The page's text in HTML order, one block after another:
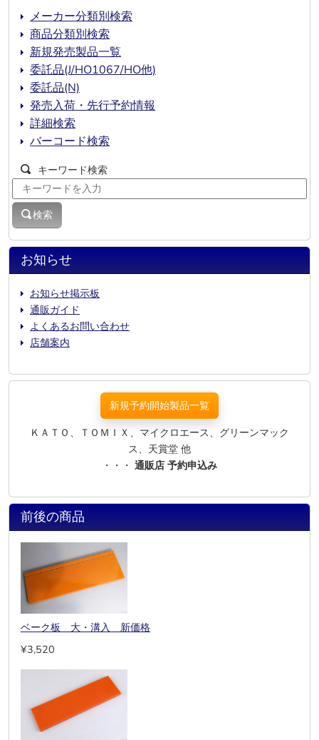
お知らせ
お知らせ掲示板
通販ガイド
よくあるお問い合わせ
店舗案内
メーカー分類別検索
商品分類別検索
新規発売製品一覧
委託品(J/HO1067/HO他)
委託品(N)
発売入荷・先行予約情報
詳細検索
バーコード検索
キーワード検索
検索
新規予約開始製品一覧
ＫＡＴＯ、ＴＯＭＩＸ、マイクロエース、グリーンマック
ス、天賞堂 他
・・・ 通販店 予約申込み
前後の商品
ベーク板 大・溝入 新価格
¥3,520